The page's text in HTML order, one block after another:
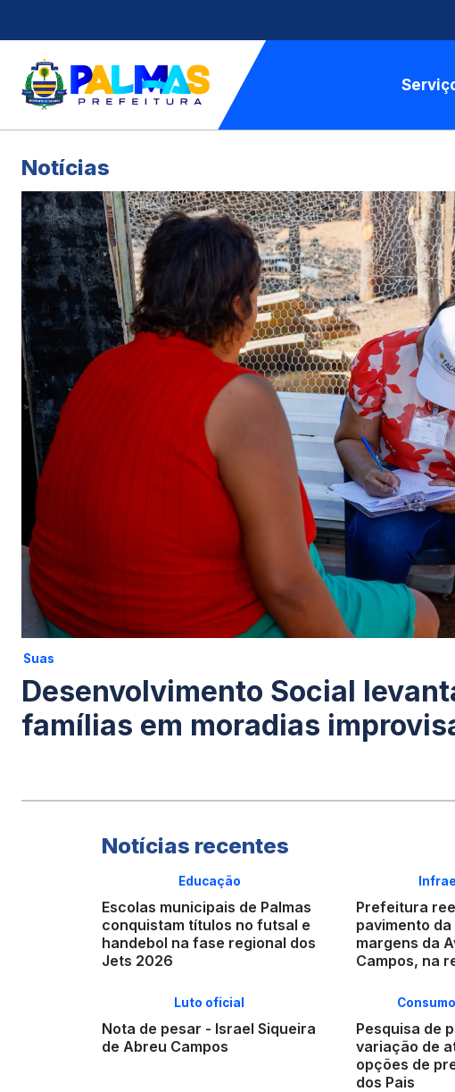
Notícias
Suas
Desenvolvimento Social
famílias em moradias
Notícias recentes
Educação
Escolas municipais de Palmas
conquistam títulos no futsal e
handebol na fase regional dos
Jets 2026
Prefeitura
pavimento
margens da
Campos, na
Luto oficial
Nota de pesar - Israel Siqueira
de Abreu Campos
Pesquisa de
variação de
opções de
dos Pais